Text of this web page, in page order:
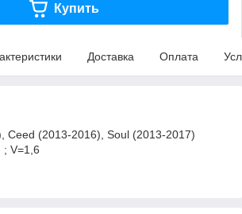
Купить
Доставка Оплата
Ceed (2013-2016), Soul (2013-2017)
; V=1,6